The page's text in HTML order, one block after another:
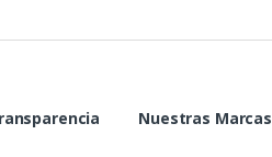
Nuestras Marcas